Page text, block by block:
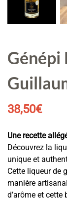
Génépi
38,50€
Une recette
Découvrez la
unique et
Cette liqueur de
manière
d’arôme et cette